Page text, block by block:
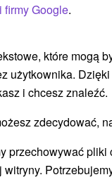
BYĆ
firmy Google.
które mogą
użytkownika.
i chcesz znaleźć.
zdecydować,
przechowywać
witryny.